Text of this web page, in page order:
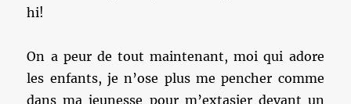
hi!
On a peur de tout maintenant, moi qui adore
les enfants, je n’ose plus me pencher comme
dans ma jeunesse pour m’extasier devant un